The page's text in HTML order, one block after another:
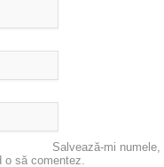
Salvează-mi
o să comentez.